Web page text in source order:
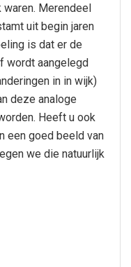
Merendeel
uit begin jaren
is dat er de
wordt aangelegd
in in wijk)
deze analoge
Heeft u ook
een goed beeld van
we die natuurlijk